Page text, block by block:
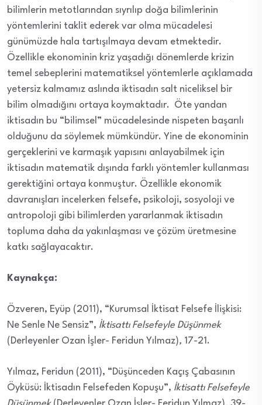
bilimlerin metotlarından sıyrılıp doğa bilimlerinin
yöntemlerini taklit ederek var olma mücadelesi
günümüzde hala tartışılmaya devam etmektedir.
Özellikle ekonominin kriz yaşadığı dönemlerde krizin
temel sebeplerini matematiksel yöntemlerle açıklamada
yetersiz kalmamız aslında iktisadın salt niceliksel bir
bilim olmadığını ortaya koymaktadır. Öte yandan
iktisadın bu “bilimsel” mücadelesinde nispeten başarılı
olduğunu da söylemek mümkündür. Yine de ekonominin
gerçeklerini ve karmaşık yapısını anlayabilmek için
iktisadın matematik dışında farklı yöntemler kullanması
gerektiğini ortaya konmuştur. Özellikle ekonomik
davranışları incelerken felsefe, psikoloji, sosyoloji ve
antropoloji gibi bilimlerden yararlanmak iktisadın
topluma daha da yakınlaşması ve çözüm üretmesine
katkı sağlayacaktır.
Kaynakça:
Özveren, Eyüp (2011), “Kurumsal İktisat Felsefe İlişkisi:
Ne Senle Ne Sensiz”, İktisattı Felsefeyle Düşünmek
(Derleyenler Ozan İşler- Feridun Yılmaz), 17-21.
Yılmaz, Feridun (2011), “Düşünceden Kaçış Çabasının
Öyküsü: İktisadın Felsefeden Kopuşu”, İktisattı Felsefeyle